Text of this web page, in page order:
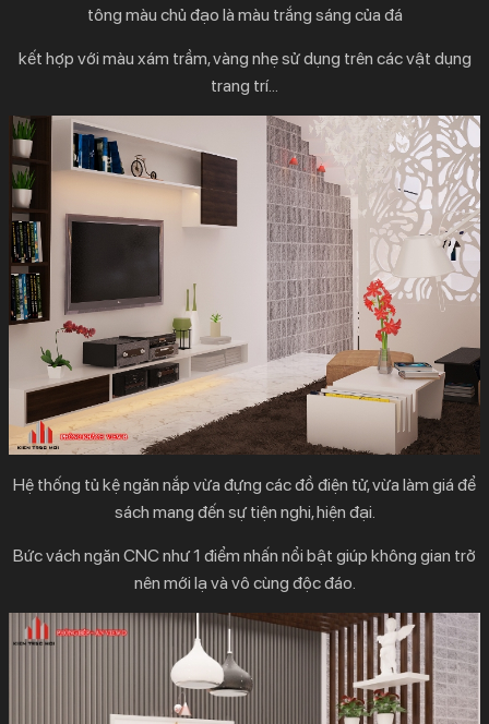
tông màu chủ đạo là màu trắng sáng của đá
kết hợp với màu xám trầm, vàng nhẹ sử dụng trên các vật dụng
trang trí…
Hệ thống tủ kệ ngăn nắp vừa đựng các đồ điện tử, vừa làm giá để
sách mang đến sự tiện nghi, hiện đại.
Bức vách ngăn CNC như 1 điểm nhấn nổi bật giúp không gian trở
nên mới lạ và vô cùng độc đáo.